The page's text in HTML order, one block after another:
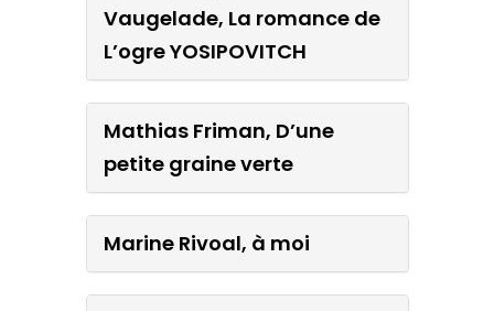
Vaugelade, La romance de
L’ogre YOSIPOVITCH
Mathias Friman, D’une
petite graine verte
Marine Rivoal, à moi